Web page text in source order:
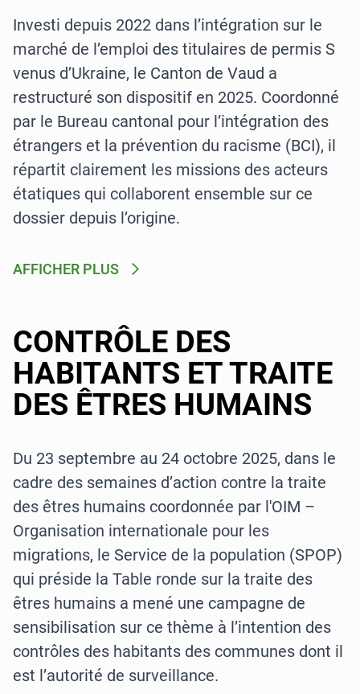
Investi depuis 2022 dans l’intégration sur le
marché de l’emploi des titulaires de permis S
venus d’Ukraine, le Canton de Vaud a
restructuré son dispositif en 2025. Coordonné
par le Bureau cantonal pour l’intégration des
étrangers et la prévention du racisme (BCI), il
répartit clairement les missions des acteurs
étatiques qui collaborent ensemble sur ce
dossier depuis l’origine.
AFFICHER PLUS
CONTRÔLE DES
HABITANTS ET TRAITE
DES ÊTRES HUMAINS
Du 23 septembre au 24 octobre 2025, dans le
cadre des semaines d’action contre la traite
des êtres humains coordonnée par l'OIM –
Organisation internationale pour les
migrations, le Service de la population (SPOP)
qui préside la Table ronde sur la traite des
êtres humains a mené une campagne de
sensibilisation sur ce thème à l’intention des
contrôles des habitants des communes dont il
est l’autorité de surveillance.